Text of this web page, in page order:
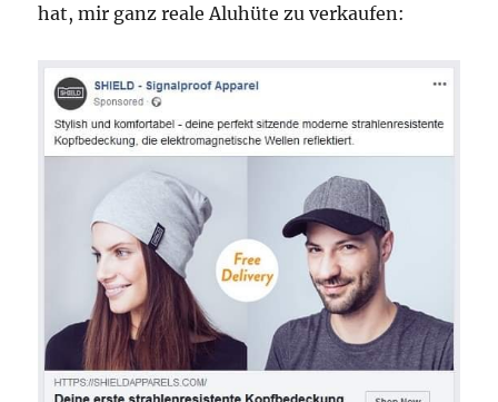
hat, mir ganz reale Aluhüte zu verkaufen: